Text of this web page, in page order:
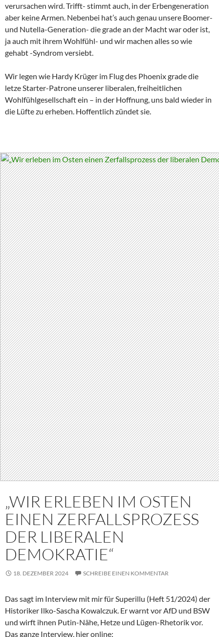
verursachen wird. Trifft- stimmt auch, in der Erbengeneration
aber keine Armen. Nebenbei hat’s auch genau unsere Boomer-
und Nutella-Generation- die grade an der Macht war oder ist,
ja auch mit ihrem Wohlfühl- und wir machen alles so wie
gehabt -Syndrom versiebt.
Wir legen wie Hardy Krüger im Flug des Phoenix grade die
letze Starter-Patrone unserer liberalen, freiheitlichen
Wohlfühlgesellschaft ein – in der Hoffnung, uns bald wieder in
die Lüfte zu erheben. Hoffentlich zündet sie.
„WIR ERLEBEN IM OSTEN
EINEN ZERFALLSPROZESS
DER LIBERALEN
DEMOKRATIE“
18. DEZEMBER 2024 SCHREIBE EINEN KOMMENTAR
Das sagt im Interview mit mir für Superillu (Heft 51/2024) der
Historiker Ilko-Sascha Kowalczuk. Er warnt vor AfD und BSW
und wirft ihnen Putin-Nähe, Hetze und Lügen-Rhetorik vor.
Das ganze Interview, hier online: